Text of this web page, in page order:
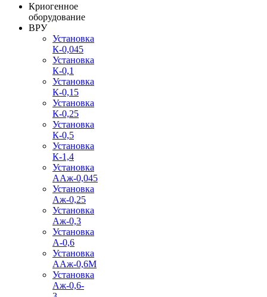
Криогенное
оборудование
ВРУ
Установка
К-0,045
Установка
К-0,1
Установка
К-0,15
Установка
К-0,25
Установка
К-0,5
Установка
К-1,4
Установка
ААж-0,045
Установка
Аж-0,25
Установка
Аж-0,3
Установка
А-0,6
Установка
ААж-0,6М
Установка
Аж-0,6-